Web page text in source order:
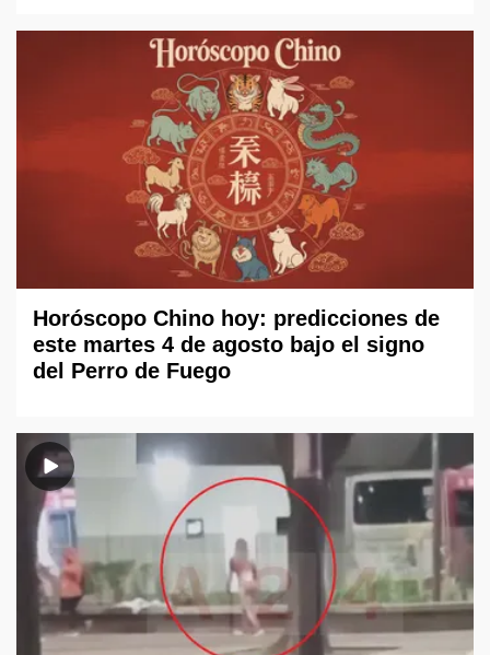
Horóscopo Chino hoy: predicciones de
este martes 4 de agosto bajo el signo
del Perro de Fuego